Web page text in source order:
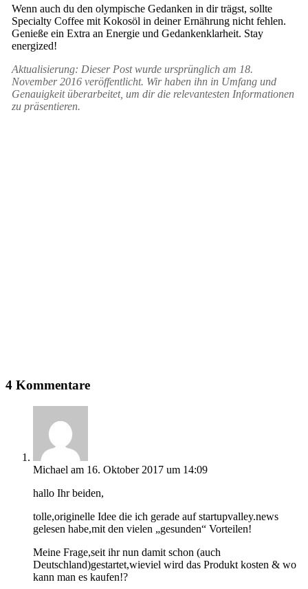
Wenn auch du den olympische Gedanken in dir trägst, sollte
Specialty Coffee mit Kokosöl in deiner Ernährung nicht fehlen.
Genieße ein Extra an Energie und Gedankenklarheit. Stay
energized!
Aktualisierung: Dieser Post wurde ursprünglich am 18.
November 2016 veröffentlicht. Wir haben ihn in Umfang und
Genauigkeit überarbeitet, um dir die relevantesten Informationen
zu präsentieren.
4 Kommentare
Michael am 16. Oktober 2017 um 14:09
hallo Ihr beiden,
tolle,originelle Idee die ich gerade auf startupvalley.news
gelesen habe,mit den vielen „gesunden“ Vorteilen!
Meine Frage,seit ihr nun damit schon (auch
Deutschland)gestartet,wieviel wird das Produkt kosten & wo
kann man es kaufen!?